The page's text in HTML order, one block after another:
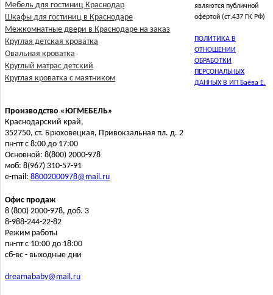
Мебель для гостиниц Краснодар
Шкафы для гостиниц в Краснодаре
Межкомнатные двери в Краснодаре на заказ
Круглая детская кроватка
Овальная кроватка
Круглый матрас детский
Круглая кроватка с маятником
Производство «ЮГМЕБЕЛЬ»
Краснодарский край,
352750, ст. Брюховецкая, Привокзальная пл. д. 2
пн-пт с 8:00 до 17:00
Основной: 8(800) 2000-978
моб: 8(967) 310-57-91
e-mail: 88002000978@mail.ru
Офис продаж
8 (800) 2000-978, доб. 3
8-988-244-22-82
Режим работы
пн-пт с 10:00 до 18:00
сб-вс - выходные дни
dreamababy@mail.ru
являются публичной
офертой (ст.437 ГК РФ)
ПОЛИТИКА В
ОТНОШЕНИИ
ОБРАБОТКИ
ПЕРСОНАЛЬНЫХ
ДАННЫХ В ИП Баёва Е.